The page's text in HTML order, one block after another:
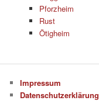
Pforzheim
Rust
Ötigheim
Impressum
Datenschutzerklärung